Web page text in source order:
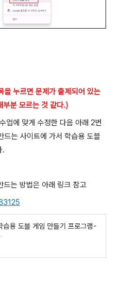
을 누르면 문제가 출제되어 있는
부분 모르는 것 같다.)
업에 맞게 수정한 다음 아래 2번
드는 사이트에 가서 학습용 도블
.
드는 방법은 아래 링크 참고
습용 도블 게임 만들기 프로그램-